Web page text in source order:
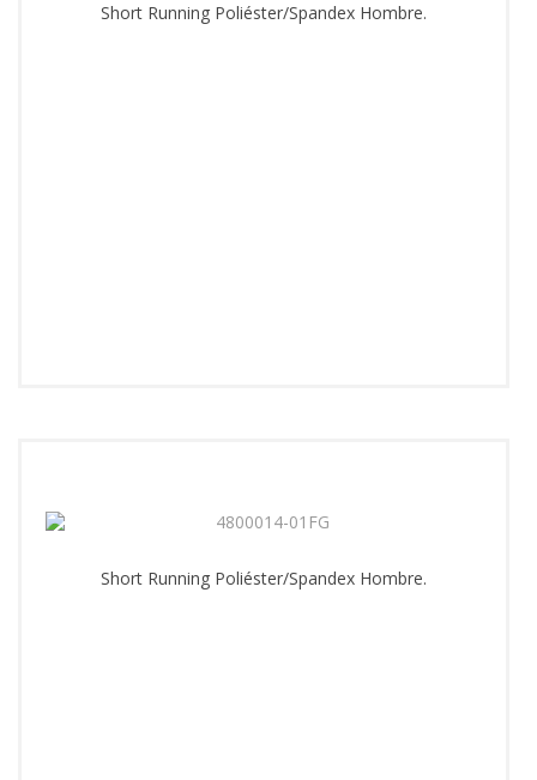
Short Running Poliéster/Spandex Hombre.
Short Running Poliéster/Spandex Hombre.